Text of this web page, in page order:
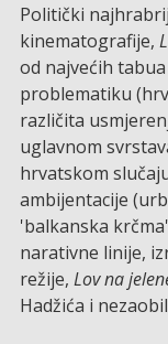
Politički
kinematografije,
od najvećih
problematiku
različita
uglavnom
hrvatskom
ambijentacije
'balkanska
narativne linije,
režije, Lov na
Hadžića i